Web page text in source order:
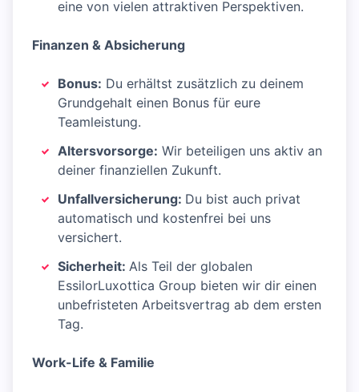
eine von vielen attraktiven Perspektiven.
Finanzen & Absicherung
Bonus: Du erhältst zusätzlich zu deinem
Grundgehalt einen Bonus für eure
Teamleistung.
Altersvorsorge: Wir beteiligen uns aktiv an
deiner finanziellen Zukunft.
Unfallversicherung: Du bist auch privat
automatisch und kostenfrei bei uns
versichert.
Sicherheit: Als Teil der globalen
EssilorLuxottica Group bieten wir dir einen
unbefristeten Arbeitsvertrag ab dem ersten
Tag.
Work-Life & Familie